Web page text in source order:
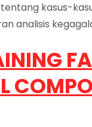
kasus-
analisis